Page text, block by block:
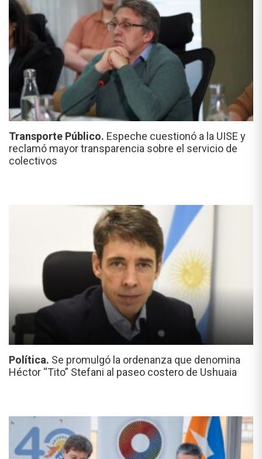
Transporte Público. Espeche cuestionó a la UISE y
reclamó mayor transparencia sobre el servicio de
colectivos
Política. Se promulgó la ordenanza que denomina
Héctor “Tito” Stefani al paseo costero de Ushuaia